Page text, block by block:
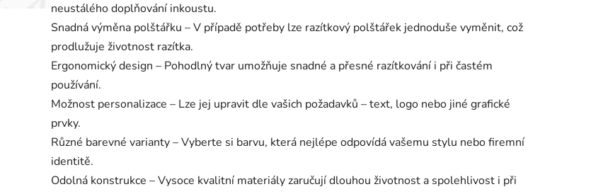
neustálého doplňování inkoustu.
Snadná výměna polštářku – V případě potřeby lze razítkový polštářek jednoduše vyměnit, což
prodlužuje životnost razítka.
Ergonomický design – Pohodlný tvar umožňuje snadné a přesné razítkování i při častém
používání.
Možnost personalizace – Lze jej upravit dle vašich požadavků – text, logo nebo jiné grafické
prvky.
Různé barevné varianty – Vyberte si barvu, která nejlépe odpovídá vašemu stylu nebo firemní
identitě.
Odolná konstrukce – Vysoce kvalitní materiály zaručují dlouhou životnost a spolehlivost i při